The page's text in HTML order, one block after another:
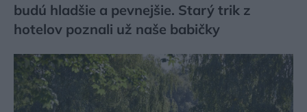
budú hladšie a pevnejšie. Starý trik z
hotelov poznali už naše babičky